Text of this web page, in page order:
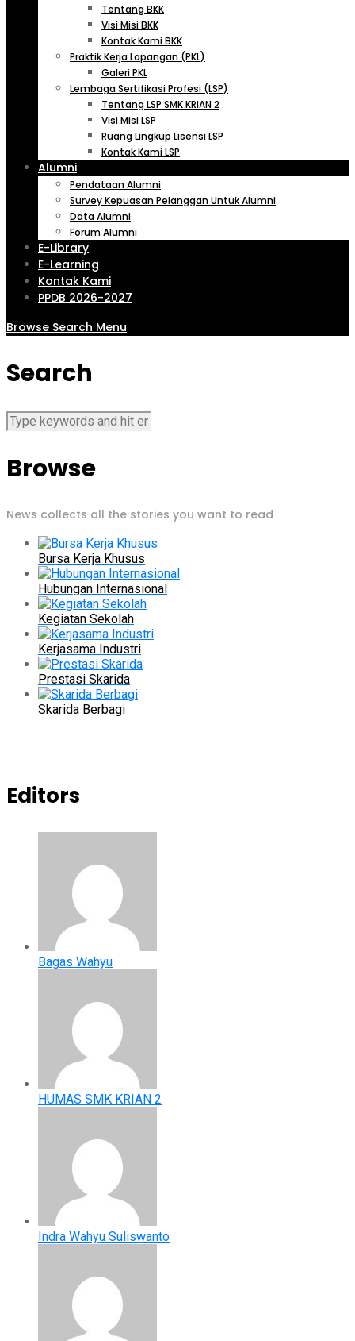
Tentang BKK
Visi Misi BKK
Kontak Kami BKK
Praktik Kerja Lapangan (PKL)
Galeri PKL
Lembaga Sertifikasi Profesi (LSP)
Tentang LSP SMK KRIAN 2
Visi Misi LSP
Ruang Lingkup Lisensi LSP
Kontak Kami LSP
Alumni
Pendataan Alumni
Survey Kepuasan Pelanggan Untuk Alumni
Data Alumni
Forum Alumni
E-Library
E-Learning
Kontak Kami
PPDB 2026-2027
Browse Search Menu
Search
Browse
News collects all the stories you want to read
Bursa Kerja Khusus
Hubungan Internasional
Kegiatan Sekolah
Kerjasama Industri
Prestasi Skarida
Skarida Berbagi
Editors
Bagas Wahyu
HUMAS SMK KRIAN 2
Indra Wahyu Suliswanto